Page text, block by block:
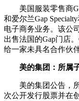
美国服装零售商
和爱尔兰Gap
电子商务业务。该公
出售法国的Gap门店
给一家未具名合作伙
美的集团：所属
美的集团公告，所
次公开发行股票并在